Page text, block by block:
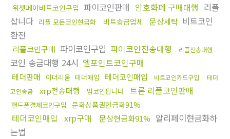
위챗페이비트코인구입 파이코인판매 암호화폐 구매대행 리플
삽니다 리플 모든코인현금화 비트송금업체 문상세탁 비트코인
환전
리플코인구매 파이코인구입 파이코인전송대행 리플전송대행
코인 송금대행 24시 엘포인트코인구매
테더판매 이더리움 테더매입 테더코인매입 비트코인카드구입
테더
코인송금
xrp전송대행 밈코인팝니다 트론 리플코인판매
핸드폰결제코인구입 문화상품권현금화91%
테더코인매입 xrp구매 문상현금화91% 알리페이현금화하
는법